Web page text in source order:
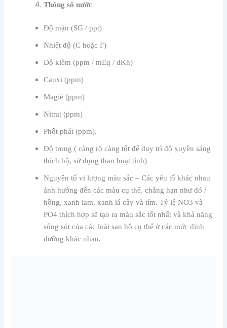
Thông số nước
Độ mặn (SG / ppt)
Nhiệt độ (C hoặc F)
Độ kiềm (ppm / mEq / dKh)
Canxi (ppm)
Magiê (ppm)
Nitrat (ppm)
Phốt phát (ppm).
Độ trong ( càng rõ càng tốt để duy trì độ xuyên sáng
thích hộ, sử dụng than hoạt tính)
Nguyên tố vi lượng màu sắc – Các yếu tố khác nhau
ảnh hưởng đến các màu cụ thể, chẳng hạn như đỏ /
hồng, xanh lam, xanh lá cây và tím. Tỷ lệ NO3 và
PO4 thích hợp sẽ tạo ra màu sắc tốt nhất và khả năng
sống sót của các loài san hô cụ thể ở các mức dinh
dưỡng khác nhau.